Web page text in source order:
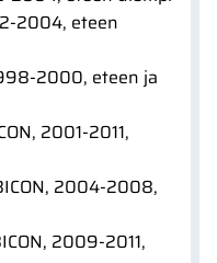
2004, eteen
2000, eteen ja
2001-2011,
2004-2008,
2009-2011,